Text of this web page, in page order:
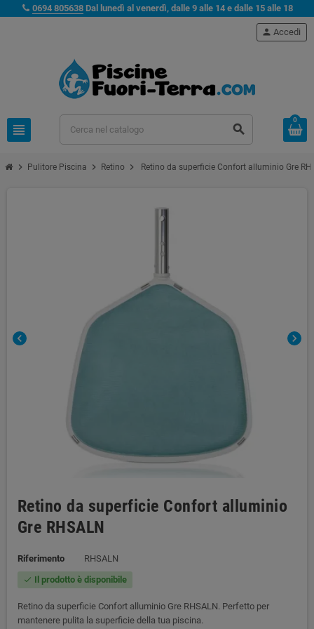
0694 805638 Dal lunedì al venerdì, dalle 9 alle 14 e dalle 15 alle 18
view_headline search
person Accedi
0
chevron_right Pulitore Piscina chevron_right Retino chevron_right Retino da superficie Confort alluminio Gre
chevron_left chevron_right
Retino da superficie Confort alluminio
Gre RHSALN
Riferimento RHSALN
check Il prodotto è disponibile
Retino da superficie Confort alluminio Gre RHSALN. Perfetto per
mantenere pulita la superficie della tua piscina.